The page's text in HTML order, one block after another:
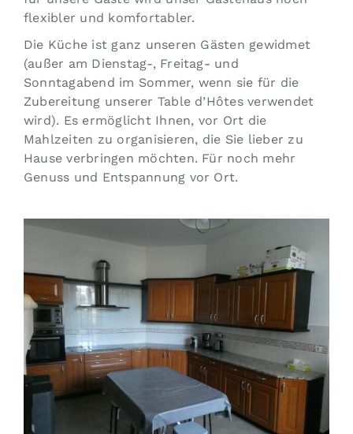
flexibler und komfortabler.
Die Küche ist ganz unseren Gästen gewidmet
(außer am Dienstag-, Freitag- und
Sonntagabend im Sommer, wenn sie für die
Zubereitung unserer Table d’Hôtes verwendet
wird). Es ermöglicht Ihnen, vor Ort die
Mahlzeiten zu organisieren, die Sie lieber zu
Hause verbringen möchten. Für noch mehr
Genuss und Entspannung vor Ort.